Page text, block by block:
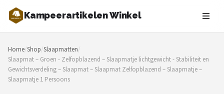
Kampeerartikelen Winkel
Zoeken
NAVIGATIE
Shop
Home/Shop/Slaapmatten/
Slaapmat – Groen - Zelfopblazend – Slaapmatje lichtgewicht - Stabiliteit en
Gewichtsverdeling – Slaapmat – Slaapmat Zelfopblazend – Slaapmatje –
Slaapmatje 1 Persoons